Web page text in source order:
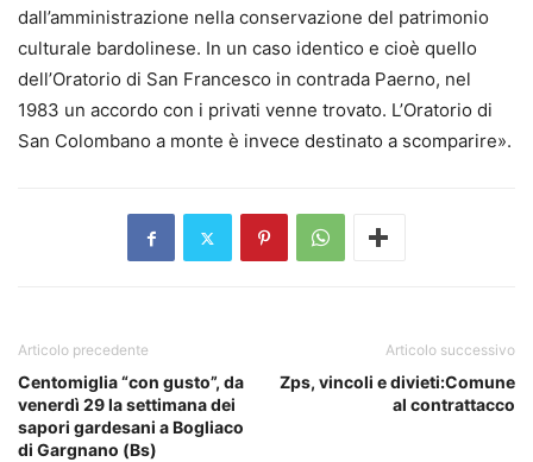
dall’amministrazione nella conservazione del patrimonio
culturale bardolinese. In un caso identico e cioè quello
dell’Oratorio di San Francesco in contrada Paerno, nel
1983 un accordo con i privati venne trovato. L’Oratorio di
San Colombano a monte è invece destinato a scomparire».
Articolo precedente
Centomiglia “con gusto”, da
venerdì 29 la settimana dei
sapori gardesani a Bogliaco
di Gargnano (Bs)
Articolo successivo
Zps, vincoli e divieti:Comune
al contrattacco